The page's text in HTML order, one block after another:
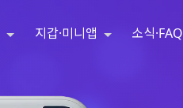
지갑·미니앱 소식·FAQ